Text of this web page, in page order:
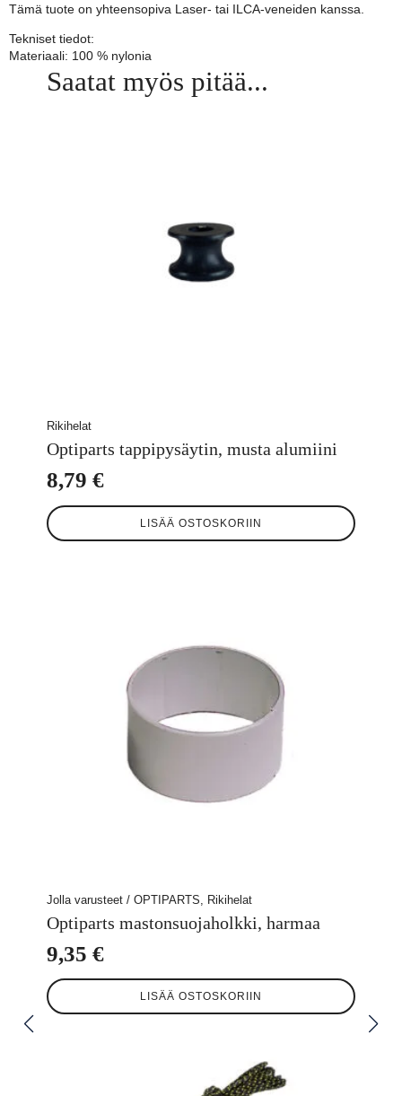
Tämä tuote on yhteensopiva Laser- tai ILCA-veneiden kanssa.
Tekniset tiedot:
Materiaali: 100 % nylonia
Saatat myös pitää...
Rikihelat
Optiparts tappipysäytin, musta alumiini
8,79 €
LISÄÄ OSTOSKORIIN
Jolla varusteet / OPTIPARTS, Rikihelat
Optiparts mastonsuojaholkki, harmaa
9,35 €
LISÄÄ OSTOSKORIIN